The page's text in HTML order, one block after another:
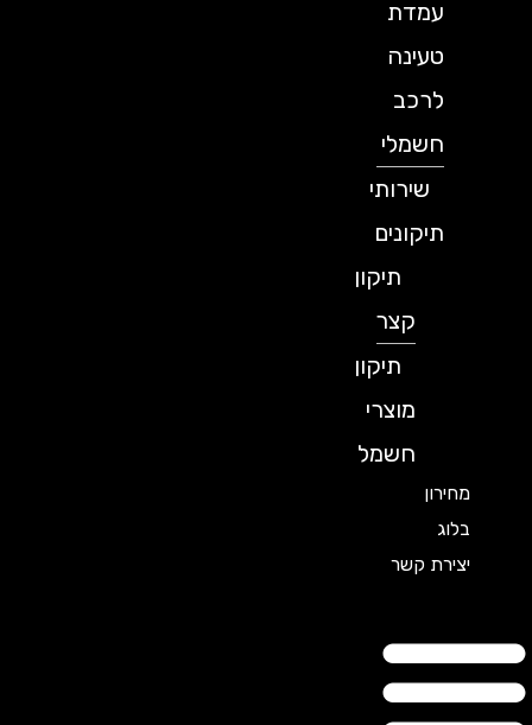
עמדת
טעינה
לרכב
חשמלי
שירותי
תיקונים
תיקון
תיקון
מוצרי
חשמל
מחירון
יצירת קשר